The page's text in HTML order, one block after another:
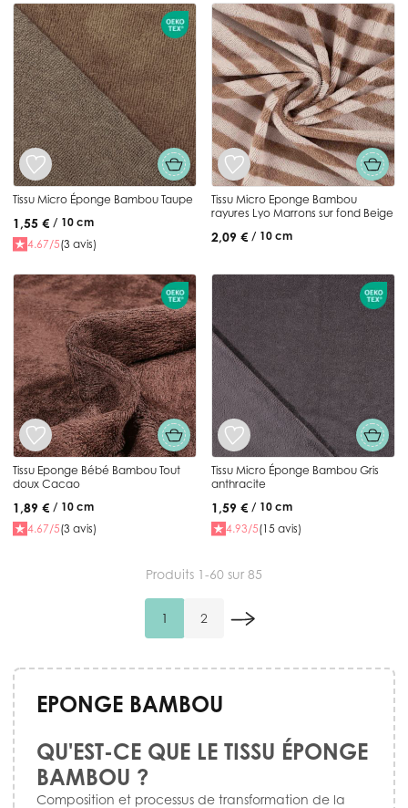
Tissu Micro Éponge Bambou Taupe
1,55 € / 10 cm
4.67/5(3 avis)
Tissu Micro Eponge Bambou
rayures Lyo Marrons sur fond Beige
2,09 € / 10 cm
Tissu Eponge Bébé Bambou Tout
doux Cacao
1,89 € / 10 cm
4.67/5(3 avis)
Tissu Micro Éponge Bambou Gris
anthracite
1,59 € / 10 cm
4.93/5(15 avis)
Vous lisez actuellement la page
1 Page
2
Produits 1-60 sur 85
EPONGE BAMBOU
QU'EST-CE QUE LE TISSU ÉPONGE
BAMBOU ?
Composition et processus de transformation de la